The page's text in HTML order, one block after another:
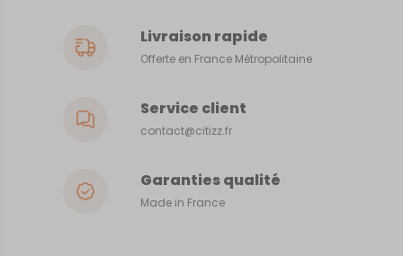
Livraison rapide
Offerte en France Métropolitaine
Service client
contact@citizz.fr
Garanties qualité
Made in France